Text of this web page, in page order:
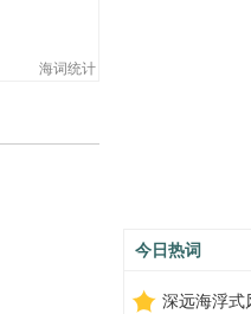
海词统计
今日热词